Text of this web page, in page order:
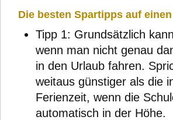
Die besten Spartipps auf
Tipp 1: Grundsätzlich
wenn man nicht genau
in den Urlaub fahren.
weitaus günstiger als die
Ferienzeit, wenn die
automatisch in der Höhe.